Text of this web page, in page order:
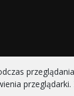
POLITYKA
przeglądarki.